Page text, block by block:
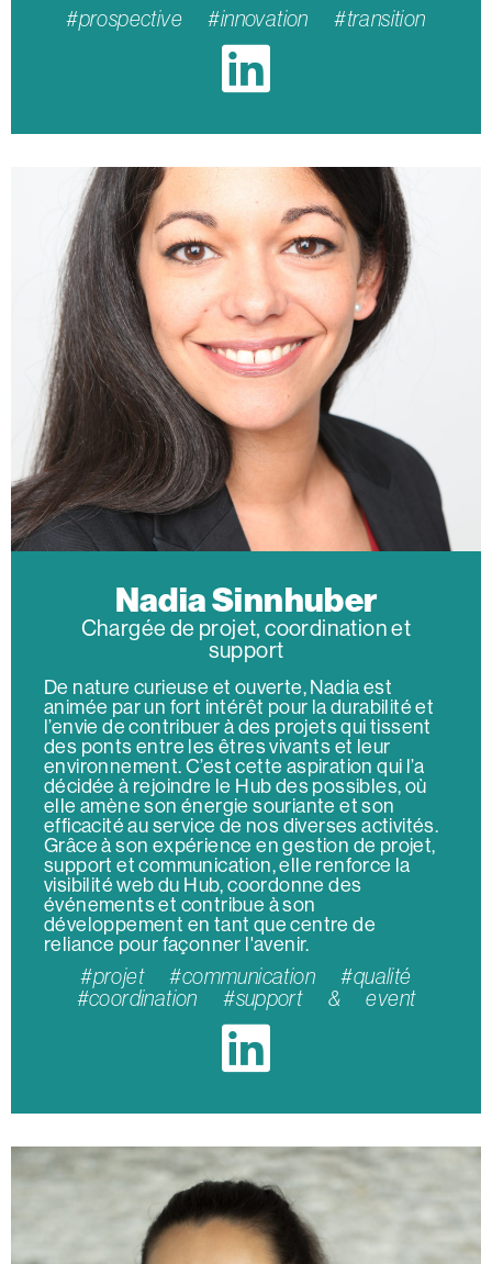
#prospective #innovation #transition
Nadia Sinnhuber
Chargée de projet, coordination et
support
De nature curieuse et ouverte, Nadia est
animée par un fort intérêt pour la durabilité et
l’envie de contribuer à des projets qui tissent
des ponts entre les êtres vivants et leur
environnement. C’est cette aspiration qui l’a
décidée à rejoindre le Hub des possibles, où
elle amène son énergie souriante et son
efficacité au service de nos diverses activités.
Grâce à son expérience en gestion de projet,
support et communication, elle renforce la
visibilité web du Hub, coordonne des
événements et contribue à son
développement en tant que centre de
reliance pour façonner l'avenir.
#projet #communication #qualité
#coordination #support & event